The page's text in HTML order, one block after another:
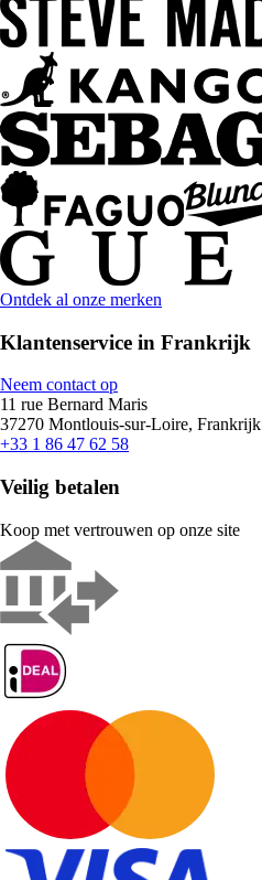
Ontdek al onze merken
Klantenservice in Frankrijk
Neem contact op
11 rue Bernard Maris
37270 Montlouis-sur-Loire, Frankrijk
+33 1 86 47 62 58
Veilig betalen
Koop met vertrouwen op onze site